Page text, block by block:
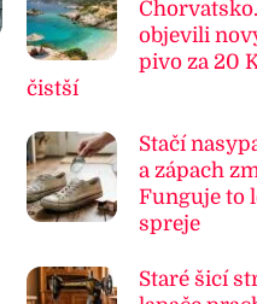
objevili
pivo za 20
čistší
Stačí
a zápach
Funguje to
spreje
Staré šicí